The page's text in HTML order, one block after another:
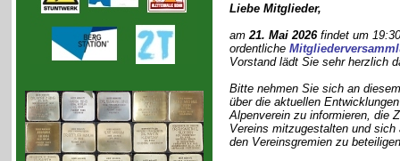
Liebe Mitglieder,
am21. Mai 2026findet um
ordentliche
Vorstand lädt Sie sehr herzlich
Bitte nehmen Sie sich an
über die aktuellen
Alpenverein zu informieren, die
Vereins mitzugestalten und sich
den Vereinsgremien zu